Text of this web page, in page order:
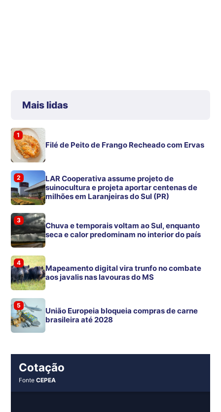
Mais lidas
1
Filé de Peito de Frango Recheado com Ervas
2
LAR Cooperativa assume projeto de
suinocultura e projeta aportar centenas de
milhões em Laranjeiras do Sul (PR)
3
Chuva e temporais voltam ao Sul, enquanto
seca e calor predominam no interior do país
4
Mapeamento digital vira trunfo no combate
aos javalis nas lavouras do MS
5
União Europeia bloqueia compras de carne
brasileira até 2028
Cotação
FonteCEPEA